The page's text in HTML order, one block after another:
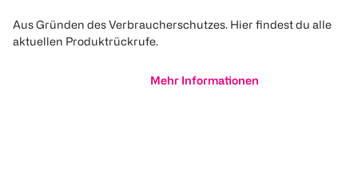
Aus Gründen des Verbraucherschutzes. Hier findest du alle
aktuellen Produktrückrufe.
Mehr Informationen